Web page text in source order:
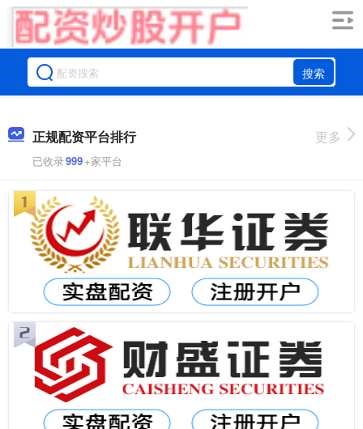
搜索
正规配资平台排行
已收录999+家平台
更多